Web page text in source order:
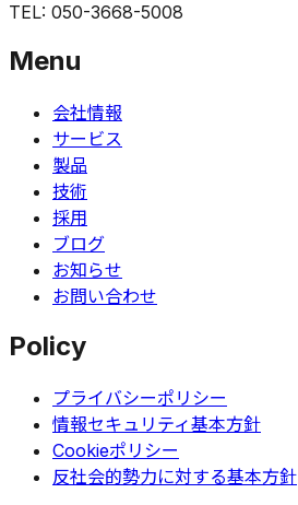
TEL: 050-3668-5008
Menu
会社情報
サービス
製品
技術
採用
ブログ
お知らせ
お問い合わせ
Policy
プライバシーポリシー
情報セキュリティ基本方針
Cookieポリシー
反社会的勢力に対する基本方針